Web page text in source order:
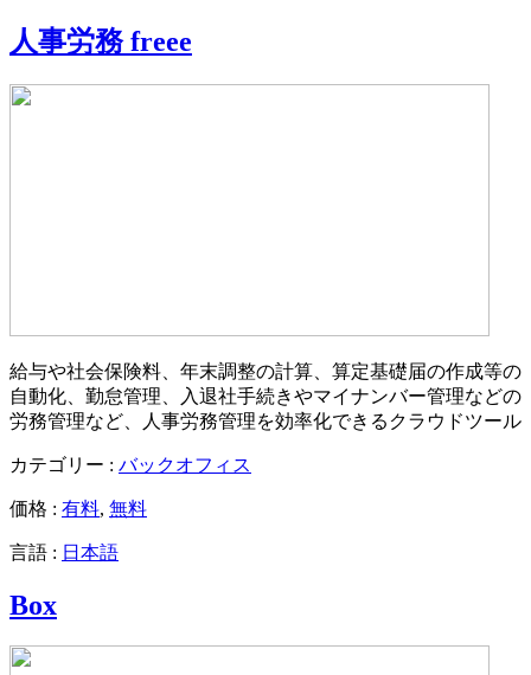
人事労務 freee
給与や社会保険料、年末調整の計算、算定基礎届の作成等の
自動化、勤怠管理、入退社手続きやマイナンバー管理などの
労務管理など、人事労務管理を効率化できるクラウドツール
カテゴリー : バックオフィス
価格 : 有料, 無料
言語 : 日本語
Box